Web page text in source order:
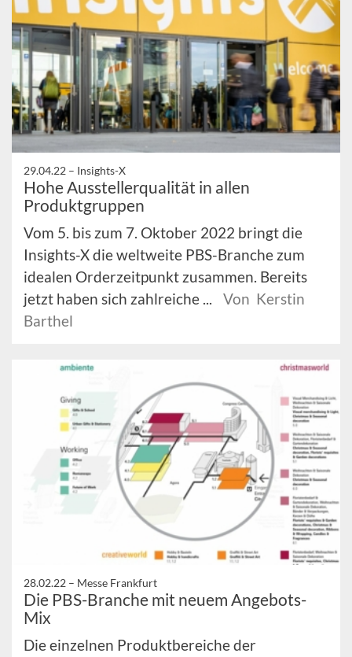
29.04.22 – Insights-X
Hohe Ausstellerqualität in allen
Produktgruppen
Vom 5. bis zum 7. Oktober 2022 bringt die
Insights-X die weltweite PBS-Branche zum
idealen Orderzeitpunkt zusammen. Bereits
jetzt haben sich zahlreiche ...
Von Kerstin
Barthel
28.02.22 – Messe Frankfurt
Die PBS-Branche mit neuem Angebots-
Mix
Die einzelnen Produktbereiche der